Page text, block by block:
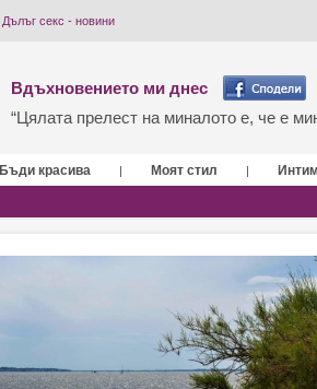
Дълъг секс - новини
Вдъхновението ми днес
“Цялата прелест на миналото е, че е
Бъди красива | Моят стил |